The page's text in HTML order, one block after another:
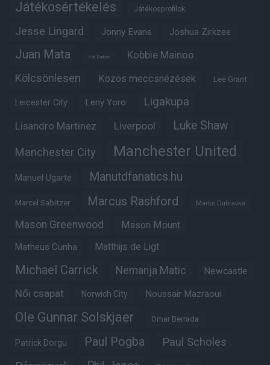
Játékosértékelés Játékosprofilok
Jesse Lingard Jonny Evans Joshua Zirkzee
Juan Mata Karl Darlow Kobbie Mainoo
Kölcsönlesen Közös meccsnézések Lee Grant
Leicester City Leny Yoro Ligakupa
Lisandro Martinez Liverpool Luke Shaw
Manchester City Manchester United
Manuel Ugarte Manutdfanatics.hu
Marcel Sabitzer Marcus Rashford Martin Dubravka
Mason Greenwood Mason Mount
Matheus Cunha Matthijs de Ligt
Michael Carrick Nemanja Matic Newcastle
Női csapat Norwich City Noussair Mazraoui
Ole Gunnar Solskjaer Omar Berrada
Patrick Dorgu Paul Pogba Paul Scholes